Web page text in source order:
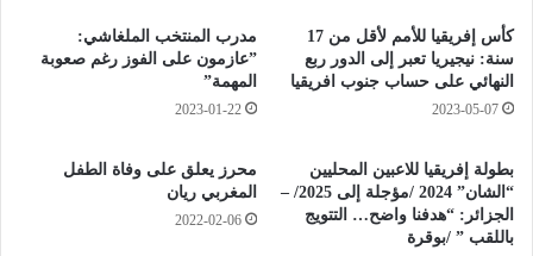
أرسين (فينغر)، بدأت بعد ذلك دراسة الجدوى.. ولم يقترحها الفيفا.
وخلصت إلى أنه من الممكن أن يكون لها بعض التداعيات والتأثيرات”.
“إنها مرحلة لبحث الشكاوى وإيجاد حلول وسط. لذا، بالنظر إلى
مسابقات الدوري والأندية واللاعبين.. سنحاول إجراء نقاش للوصول
إلى حل يناسب الجميع؛ لأن الجميع يجب أن يستفيدوا”.
كأس إفريقيا للأمم لأقل من 17
سنة: نيجيريا تعبر إلى الدور ربع
النهائي على حساب جنوب افريقيا
2023-05-07
مدرب المنتخب الملغاشي:
”عازمون على الفوز رغم صعوبة
المهمة”
2023-01-22
بطولة إفريقيا للاعبين المحليين
“الشان” 2024 /مؤجلة إلى 2025/ –
الجزائر: “هدفنا واضح… التتويج
باللقب ” /بوقرة
محرز يعلق على وفاة الطفل
المغربي ريان
2022-02-06